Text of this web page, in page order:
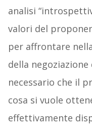
analisi
valori del
per affrontare
della
necessario che il
cosa si vuole
effettivamente